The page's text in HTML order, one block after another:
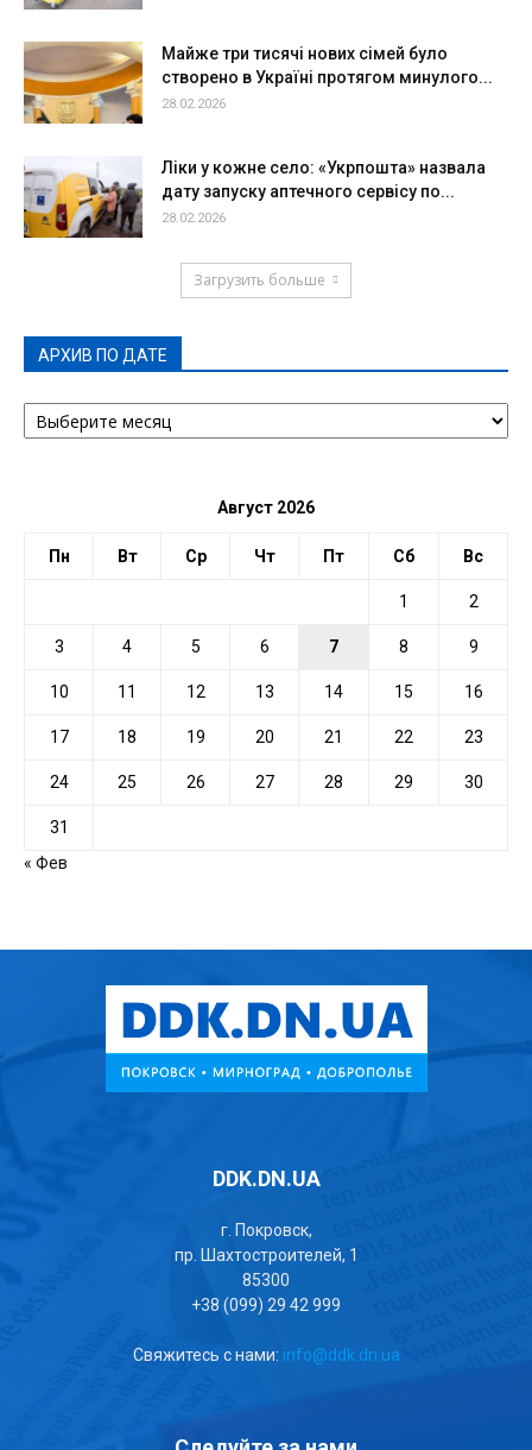
Майже три тисячі нових сімей було
створено в Україні протягом минулого...
28.02.2026
Ліки у кожне село: «Укрпошта» назвала
дату запуску аптечного сервісу по...
28.02.2026
Загрузить больше
АРХИВ ПО ДАТЕ
АРХИВ
ПО
Август 2026
Пн Вт Ср Чт Пт Сб Вс
1 2
3 4 5 6 7 8 9
10 11 12 13 14 15 16
17 18 19 20 21 22 23
24 25 26 27 28 29 30
31
« Фев
DDK.DN.UA
г. Покровск,
пр. Шахтостроителей, 1
85300
+38 (099) 29 42 999
Свяжитесь с нами: info@ddk.dn.ua